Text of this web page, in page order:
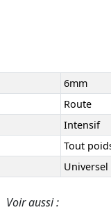
6mm
Route
Intensif
Tout
Universel
Voir aussi :